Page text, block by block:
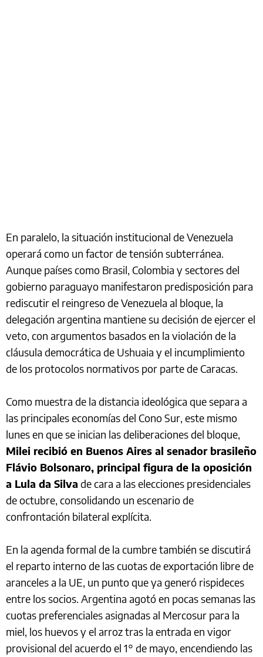
En paralelo, la situación institucional de Venezuela
operará como un factor de tensión subterránea.
Aunque países como Brasil, Colombia y sectores del
gobierno paraguayo manifestaron predisposición para
rediscutir el reingreso de Venezuela al bloque, la
delegación argentina mantiene su decisión de ejercer el
veto, con argumentos basados en la violación de la
cláusula democrática de Ushuaia y el incumplimiento
de los protocolos normativos por parte de Caracas.
Como muestra de la distancia ideológica que separa a
las principales economías del Cono Sur, este mismo
lunes en que se inician las deliberaciones del bloque,
Milei recibió en Buenos Aires al senador brasileño
Flávio Bolsonaro, principal figura de la oposición
a Lula da Silva de cara a las elecciones presidenciales
de octubre, consolidando un escenario de
confrontación bilateral explícita.
En la agenda formal de la cumbre también se discutirá
el reparto interno de las cuotas de exportación libre de
aranceles a la UE, un punto que ya generó rispideces
entre los socios. Argentina agotó en pocas semanas las
cuotas preferenciales asignadas al Mercosur para la
miel, los huevos y el arroz tras la entrada en vigor
provisional del acuerdo el 1° de mayo, encendiendo las